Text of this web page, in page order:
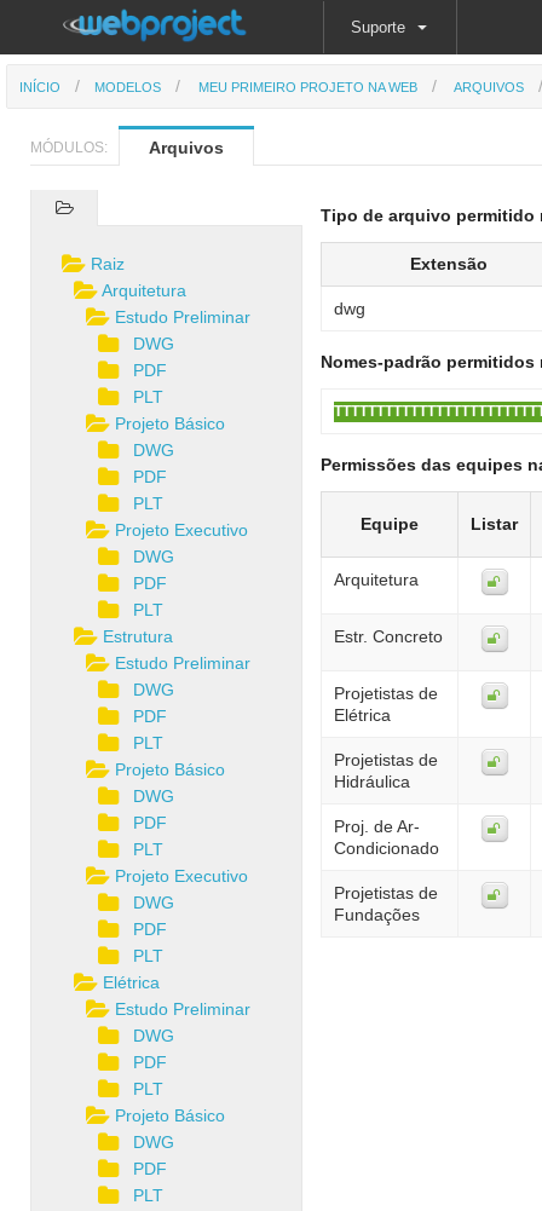
Suporte
INÍCIO MODELOS MEU PRIMEIRO PROJETO NA WEB ARQUIVOS
MÓDULOS: Arquivos
Tipo de arquivo permitido
Extensão
dwg
Nomes-padrão permitidos
Permissões das equipes
Equipe Listar
Arquitetura
Estr. Concreto
Projetistas de
Elétrica
Projetistas de
Hidráulica
Proj. de Ar-
Condicionado
Projetistas de
Fundações
Raiz
Arquitetura
Estudo Preliminar
DWG
PDF
PLT
Projeto Básico
DWG
PDF
PLT
Projeto Executivo
DWG
PDF
PLT
Estrutura
Estudo Preliminar
DWG
PDF
PLT
Projeto Básico
DWG
PDF
PLT
Projeto Executivo
DWG
PDF
PLT
Elétrica
Estudo Preliminar
DWG
PDF
PLT
Projeto Básico
DWG
PDF
PLT